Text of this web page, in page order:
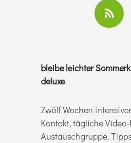
bleibe leichter
deluxe
Zwölf Wochen
Kontakt, tägliche
Austauschgruppe,